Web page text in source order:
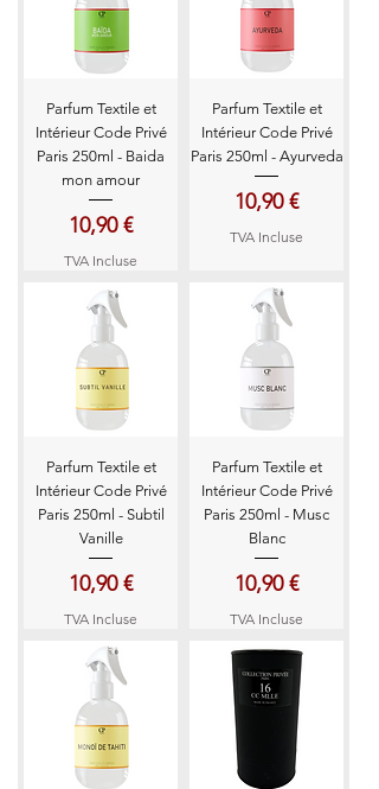
Parfum Textile et
Intérieur Code Privé
Paris 250ml - Baida
mon amour
Prix
10,90 €
TVA Incluse
Parfum Textile et
Intérieur Code Privé
Paris 250ml - Ayurveda
Prix
10,90 €
TVA Incluse
Parfum Textile et
Intérieur Code Privé
Paris 250ml - Subtil
Vanille
Prix
10,90 €
TVA Incluse
Parfum Textile et
Intérieur Code Privé
Paris 250ml - Musc
Blanc
Prix
10,90 €
TVA Incluse